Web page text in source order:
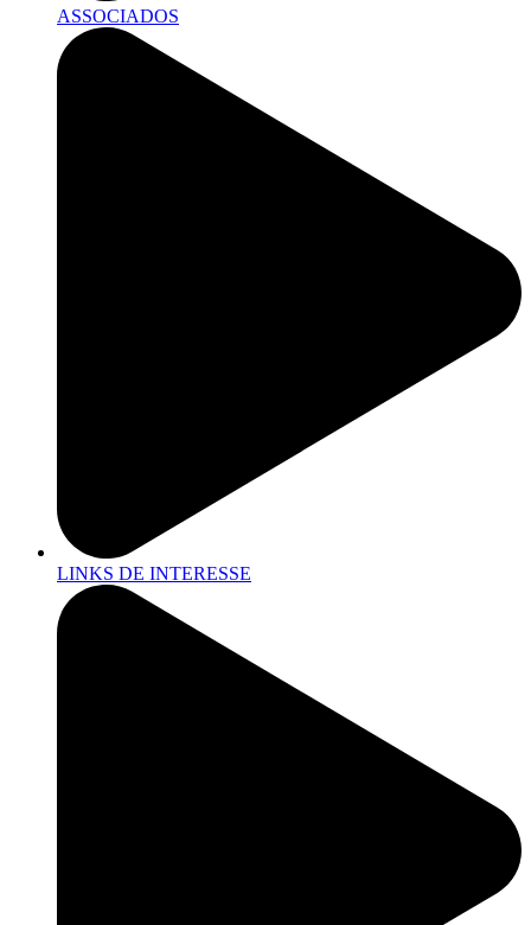
ASSOCIADOS
LINKS DE INTERESSE